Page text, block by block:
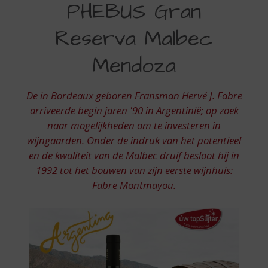
RESERVA
MENDOZA
PHEBUS Gran
Reserva Malbec
Mendoza
De in Bordeaux geboren Fransman Hervé J. Fabre
arriveerde begin jaren '90 in Argentinië; op zoek
naar mogelijkheden om te investeren in
wijngaarden. Onder de indruk van het potentieel
en de kwaliteit van de Malbec druif besloot hij in
1992 tot het bouwen van zijn eerste wijnhuis:
Fabre Montmayou.